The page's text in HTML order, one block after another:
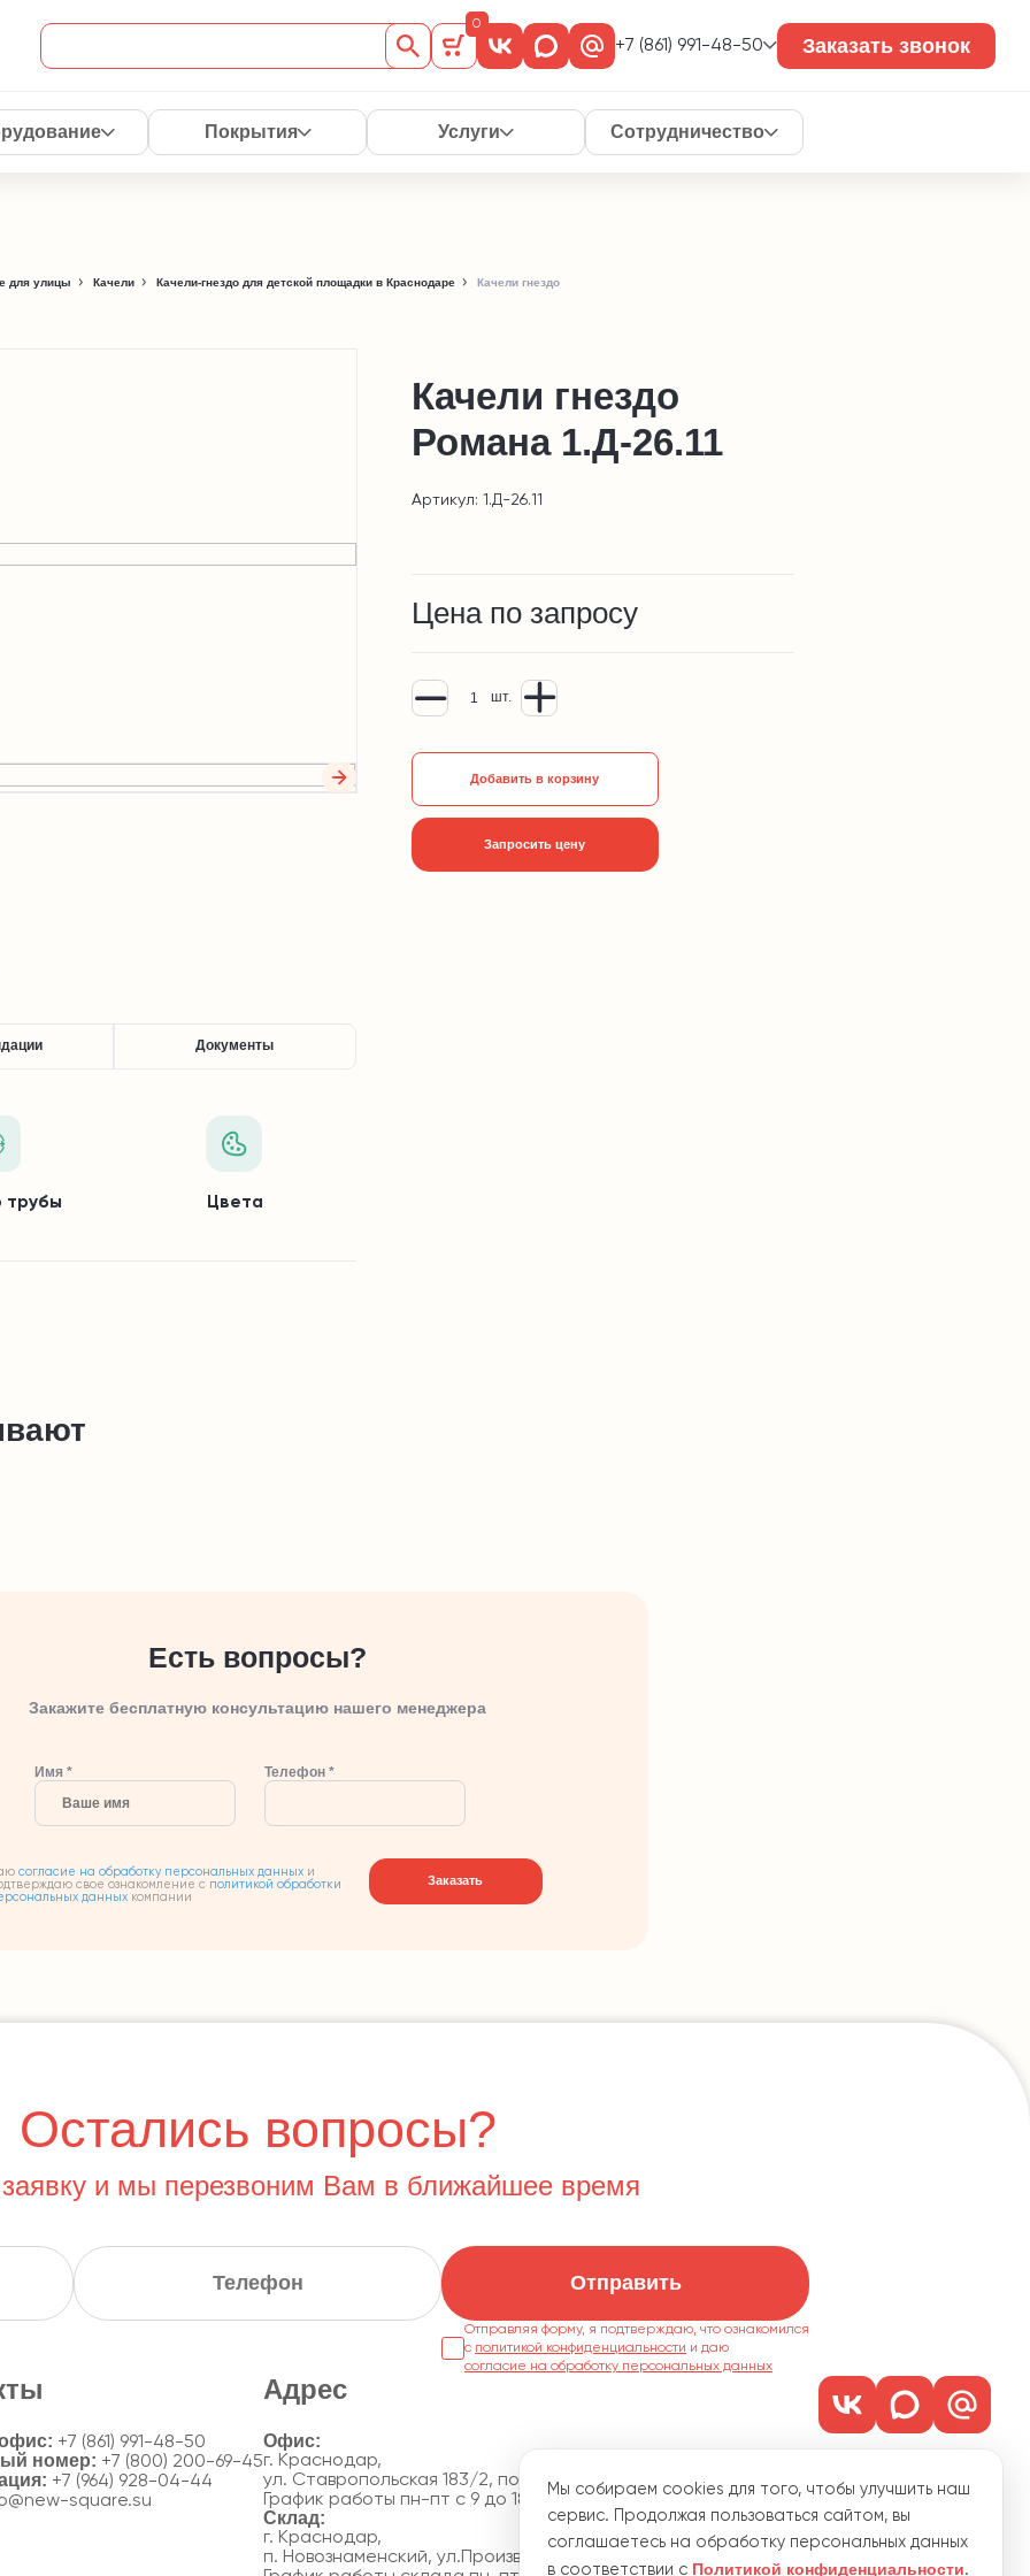
0
+7 (861) 991-48-50 Заказать звонок
Покрытия Услуги Сотрудничество
для улицы Качели Качели-гнездо для детской площадки в Краснодаре Качели гнездо
Качели гнездо
Романа 1.Д-26.11
Артикул: 1.Д-26.11
Цена по запросу
шт.
Добавить в корзину
Запросить цену
Документы
трубы Цвета
Есть вопросы?
Закажите бесплатную консультацию нашего менеджера
Имя * Телефон *
согласие на обработку персональных данных и
свое ознакомление с политикой обработки
данных компании
Заказать
Остались вопросы?
заявку и мы перезвоним Вам в ближайшее время
Отправить
Отправляя форму, я подтверждаю, что ознакомился
с политикой конфиденциальности
согласие на обработку персональных данных
+7 (861) 991-48-50
номер: +7 (800) 200-69-45
+7 (964) 928-04-44
square.su
Адрес
г. Краснодар,
ул. Ставропольская 183/2, пом. 1101
График работы пн-пт с 9 до 18
г. Краснодар,
п. Новознаменский, ул.Производственная, 15
Мы собираем cookies для того, чтобы улучшить наш
сервис. Продолжая пользоваться сайтом, вы
соглашаетесь на обработку персональных данных
в соответствии с Политикой конфиденциальности.